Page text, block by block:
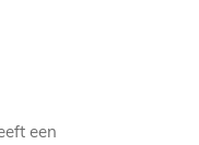
een